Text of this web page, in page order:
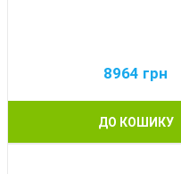
8964 грн
ДО КОШИКУ